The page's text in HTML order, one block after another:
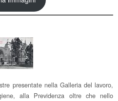
presentate nella Galleria del lavoro,
alla Previdenza oltre che nello